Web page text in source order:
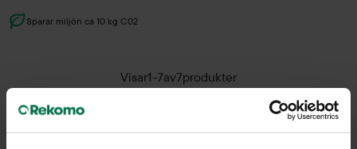
Sparar miljön ca 10 kg C02
Visar1-7av7produkter